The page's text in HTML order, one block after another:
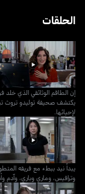
الحلقات
إن الطاقم الوثائقي الذي
يكتشف صحيفة توليدو تروث
لإحيائها.
يبدأ نيد ببطء مع فريقه
وترافيس، وماري وباري، وآدم